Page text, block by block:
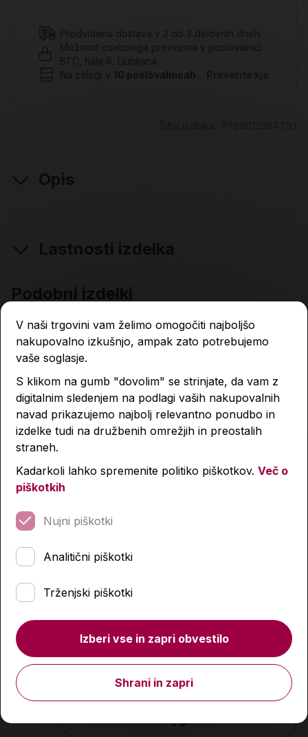
Predvidena dostava v 2 do 3 delovnih dneh.
Možnost osebnega prevzema v poslovalnici
BTC, hala 8, Ljubljana
Na zalogi v 10 poslovalnicah Preverite kje
Opis
Lastnosti izdelka
Podobni izdelki
Ko se prevrne svet
19,95 €
Količina
V naši trgovini vam želimo omogočiti najboljšo
nakupovalno izkušnjo, ampak zato potrebujemo
vaše soglasje.
S klikom na gumb "dovolim" se strinjate, da vam z
digitalnim sledenjem na podlagi vaših nakupovalnih
navad prikazujemo najbolj relevantno ponudbo in
izdelke tudi na družbenih omrežjih in preostalih
straneh.
Kadarkoli lahko spremenite politiko piškotkov. Več o
piškotkih
Nujni piškotki
Analitični piškotki
Trženjski piškotki
Izberi vse in zapri obvestilo
Shrani in zapri